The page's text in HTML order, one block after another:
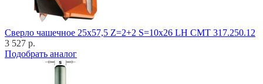
Cверло чашечное 25x57,5 Z=2+2 S=10x26 LH CMT 317.250.12
3 527 р.
Подобрать аналог